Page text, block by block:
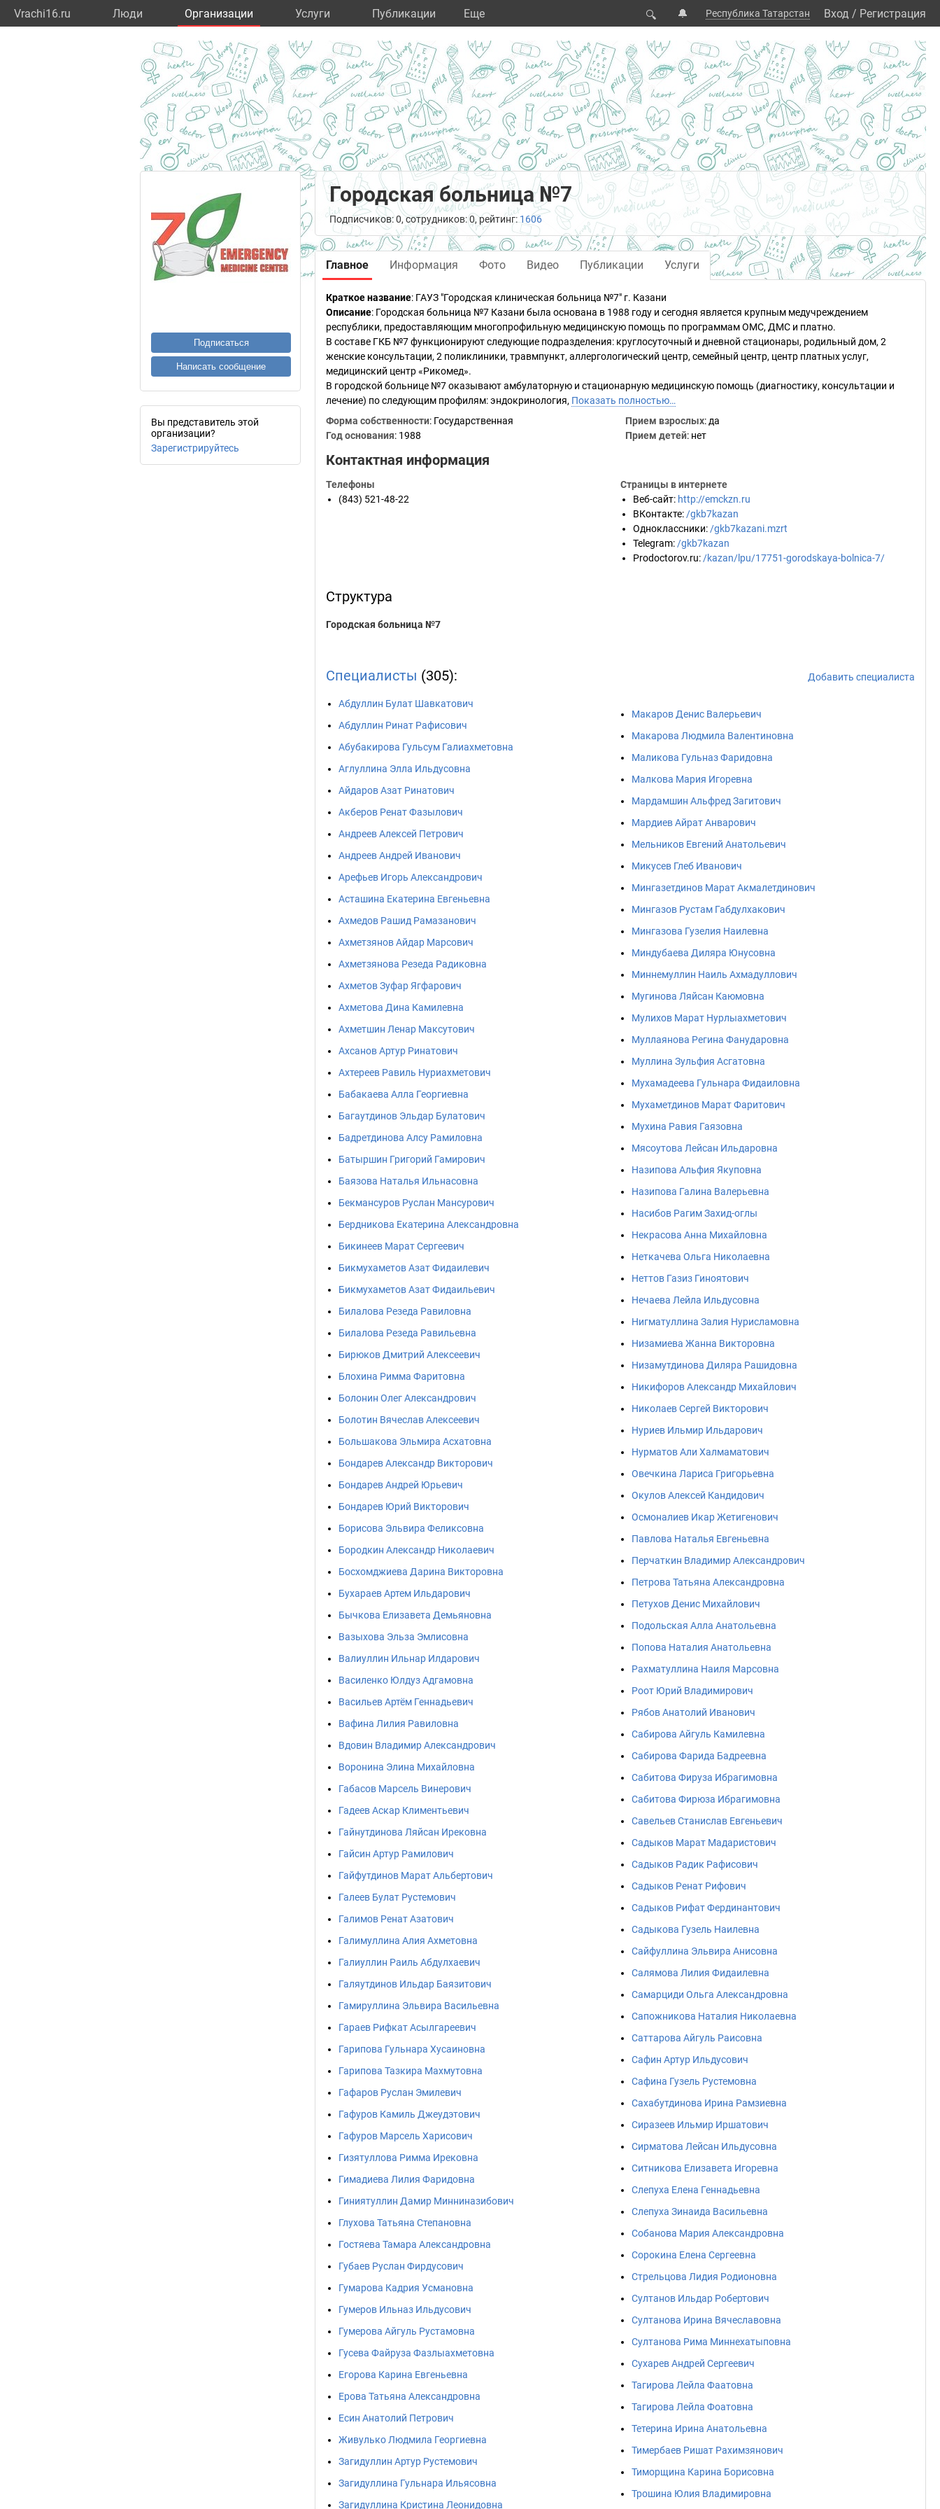
Vrachi16.ru Люди Организации Услуги Публикации Eще 🔍 🔔 Республика Татарстан Вход / Регистрация
Подписаться
Написать сообщение
Вы представитель этой
организации?
Зарегистрируйтесь
Городская больница №7
Подписчиков: 0, сотрудников: 0, рейтинг: 1606
Главное Информация Фото Видео Публикации Услуги
Краткое название: ГАУЗ "Городская клиническая больница №7" г. Казани
Описание: Городская больница №7 Казани была основана в 1988 году и сегодня является крупным медучреждением
республики, предоставляющим многопрофильную медицинскую помощь по программам ОМС, ДМС и платно.
В составе ГКБ №7 функционируют следующие подразделения: круглосуточный и дневной стационары, родильный дом, 2
женские консультации, 2 поликлиники, травмпункт, аллергологический центр, семейный центр, центр платных услуг,
медицинский центр «Рикомед».
В городской больнице №7 оказывают амбулаторную и стационарную медицинскую помощь (диагностику, консультации и
лечение) по следующим профилям: эндокринология, Показать полностью…
Форма собственности: Государственная
Год основания: 1988
Прием взрослых: да
Прием детей: нет
Контактная информация
Телефоны
(843) 521-48-22
Страницы в интернете
Веб-сайт: http://emckzn.ru
ВКонтакте: /gkb7kazan
Одноклассники: /gkb7kazani.mzrt
Telegram: /gkb7kazan
Prodoctorov.ru: /kazan/lpu/17751-gorodskaya-bolnica-7/
Структура
Городская больница №7
Специалисты (305): Добавить специалиста
Абдуллин Булат Шавкатович
Абдуллин Ринат Рафисович
Абубакирова Гульсум Галиахметовна
Аглуллина Элла Ильдусовна
Айдаров Азат Ринатович
Акберов Ренат Фазылович
Андреев Алексей Петрович
Андреев Андрей Иванович
Арефьев Игорь Александрович
Асташина Екатерина Евгеньевна
Ахмедов Рашид Рамазанович
Ахметзянов Айдар Марсович
Ахметзянова Резеда Радиковна
Ахметов Зуфар Ягфарович
Ахметова Дина Камилевна
Ахметшин Ленар Максутович
Ахсанов Артур Ринатович
Ахтереев Равиль Нуриахметович
Бабакаева Алла Георгиевна
Багаутдинов Эльдар Булатович
Бадретдинова Алсу Рамиловна
Батыршин Григорий Гамирович
Баязова Наталья Ильнасовна
Бекмансуров Руслан Мансурович
Бердникова Екатерина Александровна
Бикинеев Марат Сергеевич
Бикмухаметов Азат Фидаилевич
Бикмухаметов Азат Фидаильевич
Билалова Резеда Равиловна
Билалова Резеда Равильевна
Бирюков Дмитрий Алексеевич
Блохина Римма Фаритовна
Болонин Олег Александрович
Болотин Вячеслав Алексеевич
Большакова Эльмира Асхатовна
Бондарев Александр Викторович
Бондарев Андрей Юрьевич
Бондарев Юрий Викторович
Борисова Эльвира Феликсовна
Бородкин Александр Николаевич
Босхомджиева Дарина Викторовна
Бухараев Артем Ильдарович
Бычкова Елизавета Демьяновна
Вазыхова Эльза Эмлисовна
Валиуллин Ильнар Илдарович
Василенко Юлдуз Адгамовна
Васильев Артём Геннадьевич
Вафина Лилия Равиловна
Вдовин Владимир Александрович
Воронина Элина Михайловна
Габасов Марсель Винерович
Гадеев Аскар Климентьевич
Гайнутдинова Ляйсан Ирековна
Гайсин Артур Рамилович
Гайфутдинов Марат Альбертович
Галеев Булат Рустемович
Галимов Ренат Азатович
Галимуллина Алия Ахметовна
Галиуллин Раиль Абдулхаевич
Галяутдинов Ильдар Баязитович
Гамируллина Эльвира Васильевна
Гараев Рифкат Асылгареевич
Гарипова Гульнара Хусаиновна
Гарипова Тазкира Махмутовна
Гафаров Руслан Эмилевич
Гафуров Камиль Джеудэтович
Гафуров Марсель Харисович
Гизятуллова Римма Ирековна
Гимадиева Лилия Фаридовна
Гиниятуллин Дамир Минниназибович
Глухова Татьяна Степановна
Гостяева Тамара Александровна
Губаев Руслан Фирдусович
Гумарова Кадрия Усмановна
Гумеров Ильназ Ильдусович
Гумерова Айгуль Рустамовна
Гусева Файруза Фазлыахметовна
Егорова Карина Евгеньевна
Ерова Татьяна Александровна
Есин Анатолий Петрович
Живулько Людмила Георгиевна
Загидуллин Артур Рустемович
Загидуллина Гульнара Ильясовна
Загидуллина Кристина Леонидовна
Макаров Денис Валерьевич
Макарова Людмила Валентиновна
Маликова Гульназ Фаридовна
Малкова Мария Игоревна
Мардамшин Альфред Загитович
Мардиев Айрат Анварович
Мельников Евгений Анатольевич
Микусев Глеб Иванович
Мингазетдинов Марат Акмалетдинович
Мингазов Рустам Габдулхакович
Мингазова Гузелия Наилевна
Миндубаева Диляра Юнусовна
Миннемуллин Наиль Ахмадуллович
Мугинова Ляйсан Каюмовна
Мулихов Марат Нурлыахметович
Муллаянова Регина Фанударовна
Муллина Зульфия Асгатовна
Мухамадеева Гульнара Фидаиловна
Мухаметдинов Марат Фаритович
Мухина Равия Гаязовна
Мясоутова Лейсан Ильдаровна
Назипова Альфия Якуповна
Назипова Галина Валерьевна
Насибов Рагим Захид-оглы
Некрасова Анна Михайловна
Неткачева Ольга Николаевна
Неттов Газиз Гиноятович
Нечаева Лейла Ильдусовна
Нигматуллина Залия Нурисламовна
Низамиева Жанна Викторовна
Низамутдинова Диляра Рашидовна
Никифоров Александр Михайлович
Николаев Сергей Викторович
Нуриев Ильмир Ильдарович
Нурматов Али Халмаматович
Овечкина Лариса Григорьевна
Окулов Алексей Кандидович
Осмоналиев Икар Жетигенович
Павлова Наталья Евгеньевна
Перчаткин Владимир Александрович
Петрова Татьяна Александровна
Петухов Денис Михайлович
Подольская Алла Анатольевна
Попова Наталия Анатольевна
Рахматуллина Наиля Марсовна
Роот Юрий Владимирович
Рябов Анатолий Иванович
Сабирова Айгуль Камилевна
Сабирова Фарида Бадреевна
Сабитова Фируза Ибрагимовна
Сабитова Фирюза Ибрагимовна
Савельев Станислав Евгеньевич
Садыков Марат Мадаристович
Садыков Радик Рафисович
Садыков Ренат Рифович
Садыков Рифат Фердинантович
Садыкова Гузель Наилевна
Сайфуллина Эльвира Анисовна
Салямова Лилия Фидаилевна
Самарциди Ольга Александровна
Сапожникова Наталия Николаевна
Саттарова Айгуль Раисовна
Сафин Артур Ильдусович
Сафина Гузель Рустемовна
Сахабутдинова Ирина Рамзиевна
Сиразеев Ильмир Иршатович
Сирматова Лейсан Ильдусовна
Ситникова Елизавета Игоревна
Слепуха Елена Геннадьевна
Слепуха Зинаида Васильевна
Собанова Мария Александровна
Сорокина Елена Сергеевна
Стрельцова Лидия Родионовна
Султанов Ильдар Робертович
Султанова Ирина Вячеславовна
Султанова Рима Миннехатыповна
Сухарев Андрей Сергеевич
Тагирова Лейла Фаатовна
Тагирова Лейла Фоатовна
Тетерина Ирина Анатольевна
Тимербаев Ришат Рахимзянович
Тиморщина Карина Борисовна
Трошина Юлия Владимировна